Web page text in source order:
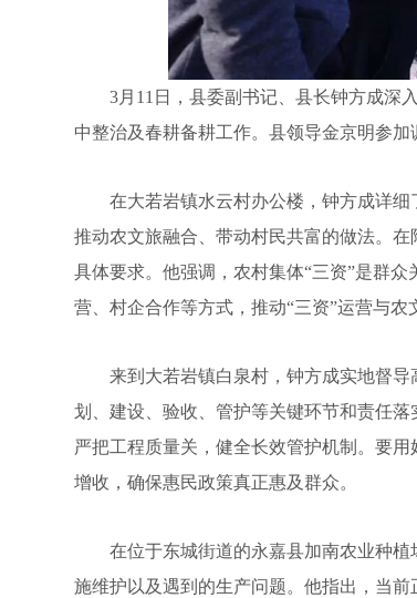
3月11日，县委副书记、县长钟方成深入
中整治及春耕备耕工作。县领导金京明参加
在大若岩镇水云村办公楼，钟方成详细了
推动农文旅融合、带动村民共富的做法。
具体要求。他强调，农村集体“三资”是群
营、村企合作等方式，推动“三资”运营与
来到大若岩镇白泉村，钟方成实地督导
划、建设、验收、管护等关键环节和责任落
严把工程质量关，健全长效管护机制。要
增收，确保惠民政策真正惠及群众。
在位于东城街道的永嘉县加南农业种植
施维护以及遇到的生产问题。他指出，当